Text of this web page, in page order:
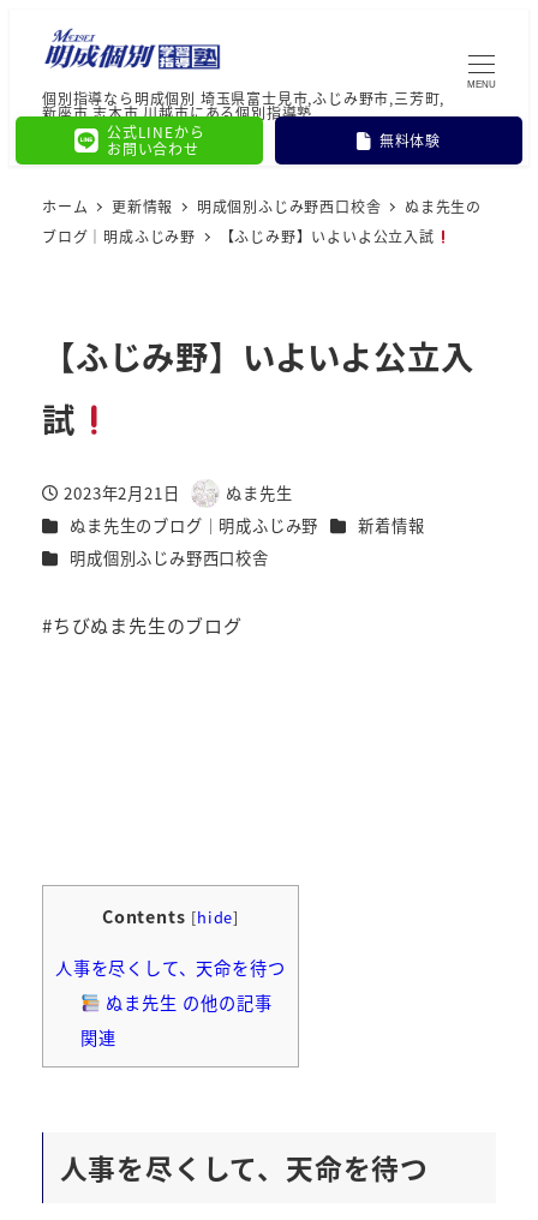
個別指導なら明成個別 埼玉県富士見市,ふじみ野市,三芳町,
新座市,志木市,川越市にある個別指導塾
公式LINEから
お問い合わせ
無料体験
MENU
ホーム 更新情報 明成個別ふじみ野西口校舎
ぬま先生の
ブログ｜明成ふじみ野
【ふじみ野】いよいよ公立入試
【ふじみ野】いよいよ公立入
試
投稿日
2023年2月21日
著
者
ぬま先生
カテゴリー
ぬま先生のブログ｜明成ふじみ野 カテゴリー
新着情報
カテゴリー
明成個別ふじみ野西口校舎
#ちびぬま先生のブログ
Contents [hide]
人事を尽くして、天命を待つ
ぬま先生 の他の記事
関連
人事を尽くして、天命を待つ